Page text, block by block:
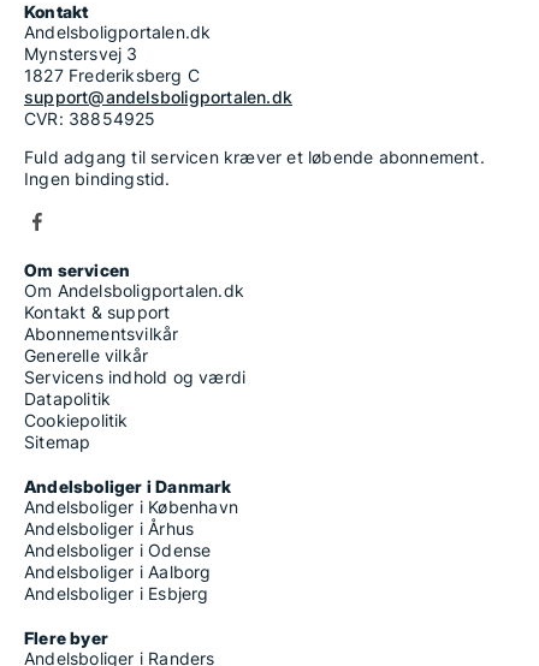
Kontakt
Andelsboligportalen.dk
Mynstersvej 3
1827 Frederiksberg C
support@andelsboligportalen.dk
CVR: 38854925
Fuld adgang til servicen kræver et løbende abonnement.
Ingen bindingstid.
Om servicen
Om Andelsboligportalen.dk
Kontakt & support
Abonnementsvilkår
Generelle vilkår
Servicens indhold og værdi
Datapolitik
Cookiepolitik
Sitemap
Andelsboliger i Danmark
Andelsboliger i København
Andelsboliger i Århus
Andelsboliger i Odense
Andelsboliger i Aalborg
Andelsboliger i Esbjerg
Flere byer
Andelsboliger i Randers